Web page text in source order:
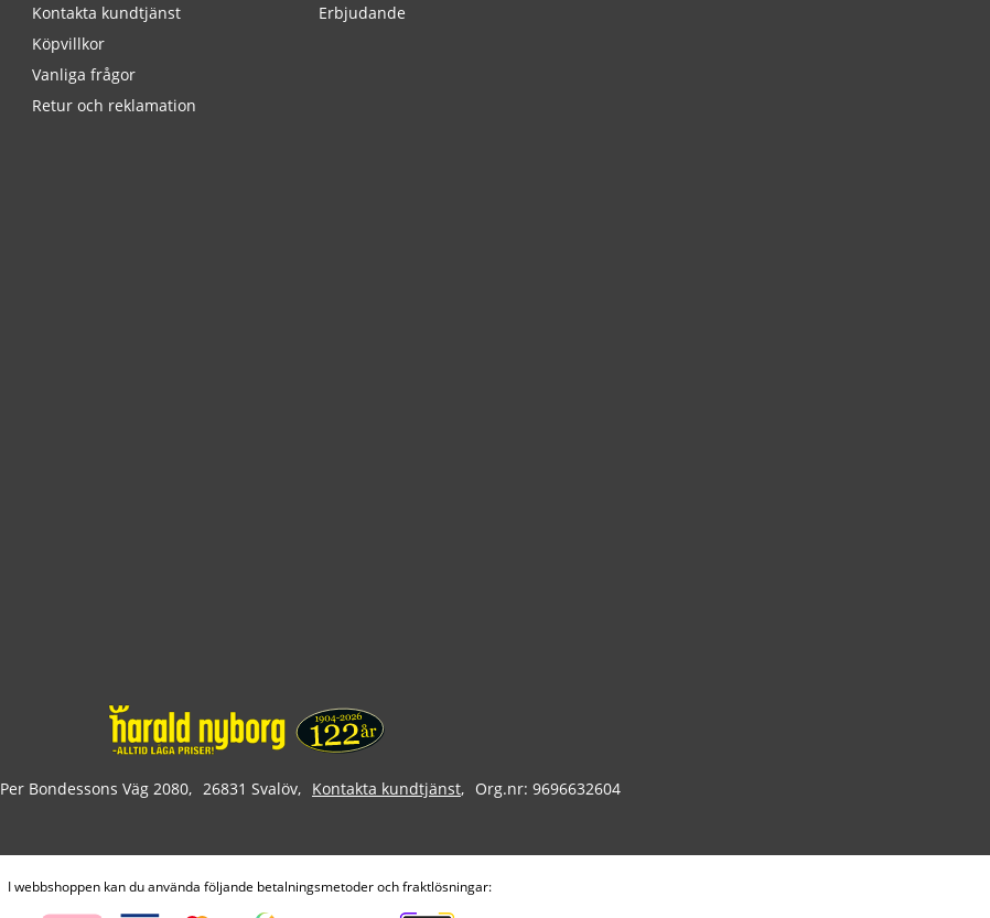
Kontakta kundtjänst
Köpvillkor
Vanliga frågor
Retur och reklamation
Erbjudande
Per Bondessons Väg 2080 26831 Svalöv Kontakta kundtjänst Org.nr: 9696632604
I webbshoppen kan du använda följande betalningsmetoder och fraktlösningar: